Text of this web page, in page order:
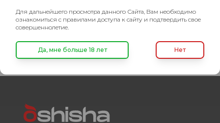
Количество штук в упаковке-12
безнал-Нет
Для дальнейшего просмотра данного Сайта, Вам необходимо
ознакомиться с правилами доступа к сайту и подтвердить свое
совершеннолетие.
Да, мне больше 18 лет Нет